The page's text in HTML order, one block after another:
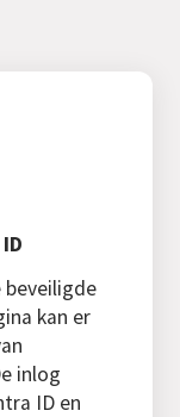
kan er
inlog
ID en